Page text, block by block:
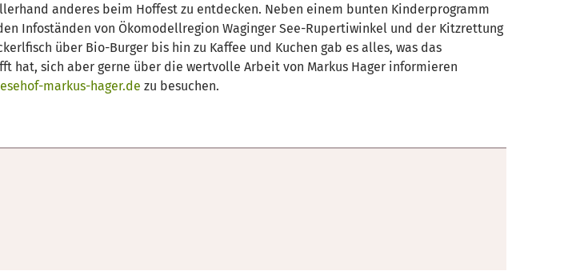
anderes beim Hoffest zu entdecken. Neben einem bunten Kinderprogramm
Infoständen von Ökomodellregion Waginger See-Rupertiwinkel und der Kitzrettung
über Bio-Burger bis hin zu Kaffee und Kuchen gab es alles, was das
hat, sich aber gerne über die wertvolle Arbeit von Markus Hager informieren
markus-hager.de zu besuchen.